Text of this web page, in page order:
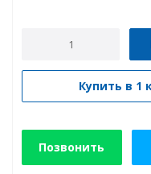
Купить в 1
Позвонить